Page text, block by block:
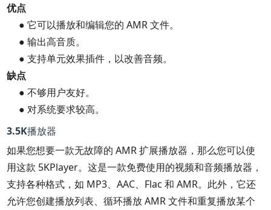
优点
● 它可以播放和编辑您的 AMR 文件。
● 输出高音质。
● 支持单元效果插件，以改善音频。
缺点
● 不够用户友好。
● 对系统要求较高。
3.5K播放器
如果您想要一款无故障的 AMR 扩展播放器，那么您可以使
用这款 5KPlayer。这是一款免费使用的视频和音频播放器，
支持各种格式，如 MP3、AAC、Flac 和 AMR。此外，它还
允许您创建播放列表、循环播放 AMR 文件和重复播放某个